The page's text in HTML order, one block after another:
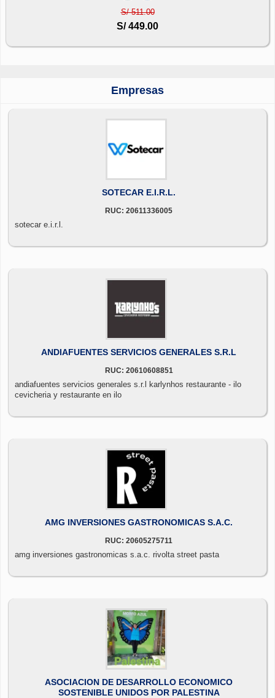
S/ 511.00
S/ 449.00
Empresas
SOTECAR E.I.R.L.
RUC: 20611336005
sotecar e.i.r.l.
ANDIAFUENTES SERVICIOS GENERALES S.R.L
RUC: 20610608851
andiafuentes servicios generales s.r.l karlynhos restaurante - ilo
cevicheria y restaurante en ilo
AMG INVERSIONES GASTRONOMICAS S.A.C.
RUC: 20605275711
amg inversiones gastronomicas s.a.c. rivolta street pasta
ASOCIACION DE DESARROLLO ECONOMICO
SOSTENIBLE UNIDOS POR PALESTINA